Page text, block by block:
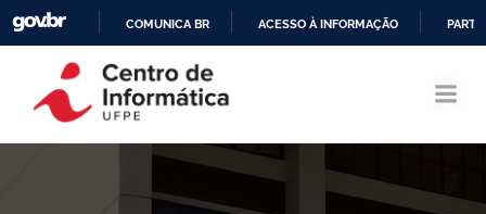
CONTEÚDO
COMUNICA BR ACESSO À INFORMAÇÃO